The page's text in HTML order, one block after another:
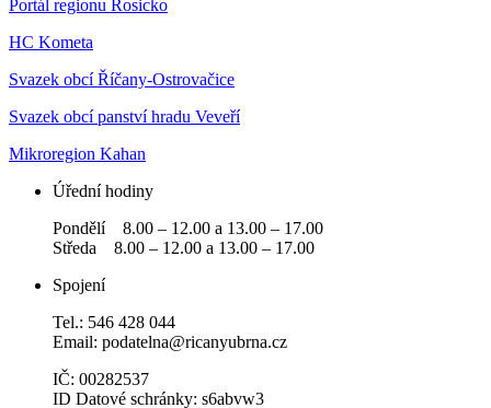
Portál regionu Rosicko
HC Kometa
Svazek obcí Říčany-Ostrovačice
Svazek obcí panství hradu Veveří
Mikroregion Kahan
Úřední hodiny
Pondělí 8.00 – 12.00 a 13.00 – 17.00
Středa 8.00 – 12.00 a 13.00 – 17.00
Spojení
Tel.: 546 428 044
Email: podatelna@ricanyubrna.cz
IČ: 00282537
ID Datové schránky: s6abvw3